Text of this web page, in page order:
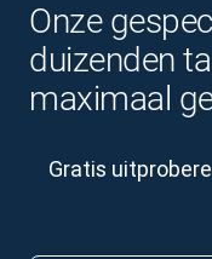
Onze
duizenden
maximaal
Gratis